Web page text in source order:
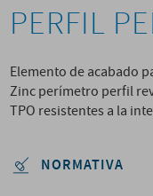
PERFIL
Elemento de acabado
Zinc perímetro perfil
TPO resistentes a la
NORMATIVA